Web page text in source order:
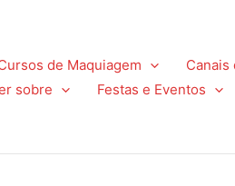
de Maquiagem
Canais
sobre
Festas e Eventos